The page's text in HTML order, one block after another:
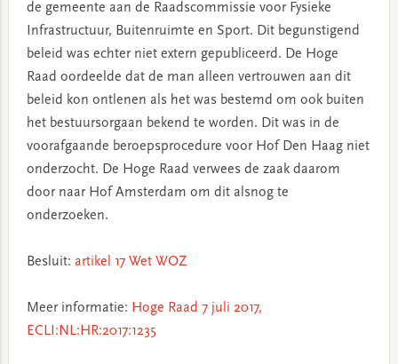
de gemeente aan de Raadscommissie voor Fysieke
Infrastructuur, Buitenruimte en Sport. Dit begunstigend
beleid was echter niet extern gepubliceerd. De Hoge
Raad oordeelde dat de man alleen vertrouwen aan dit
beleid kon ontlenen als het was bestemd om ook buiten
het bestuursorgaan bekend te worden. Dit was in de
voorafgaande beroepsprocedure voor Hof Den Haag niet
onderzocht. De Hoge Raad verwees de zaak daarom
door naar Hof Amsterdam om dit alsnog te
onderzoeken.
Besluit: artikel 17 Wet WOZ
Meer informatie: Hoge Raad 7 juli 2017,
ECLI:NL:HR:2017:1235